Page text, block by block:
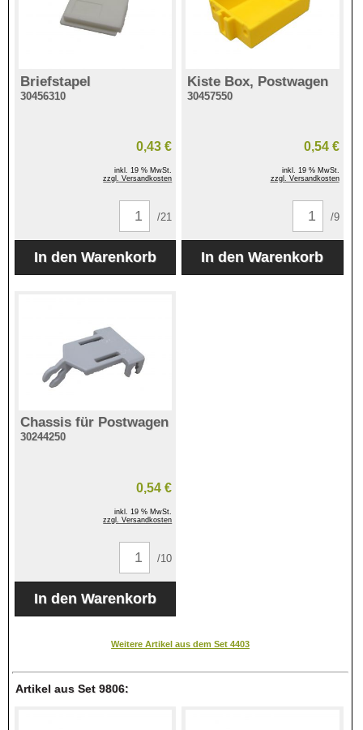
Briefstapel
30456310
0,43 €
inkl. 19 % MwSt.
zzgl. Versandkosten
/21
Kiste Box, Postwagen
30457550
0,54 €
inkl. 19 % MwSt.
zzgl. Versandkosten
/9
Chassis für Postwagen
30244250
0,54 €
inkl. 19 % MwSt.
zzgl. Versandkosten
/10
Weitere Artikel aus dem Set 4403
Artikel aus Set 9806: